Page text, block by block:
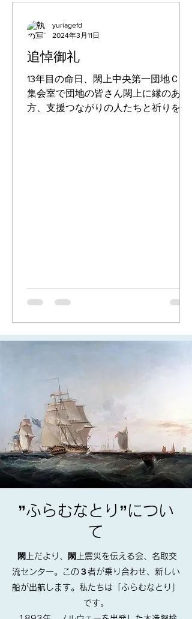
追悼御礼
13年目の命日、閖上中央第一団地Ｃ棟
集会室で団地の皆さん閖上に縁のある
方、支援つながりの人たちと祈りを捧
yuriagefd
2024年3月11日
”ふらむなとり”につい
て
閖上だより、閖上震災を伝える会、名取交
流センター。この３者が乗り合わせ、新しい
船が出航します。私たちは「ふらむなとり」
です。